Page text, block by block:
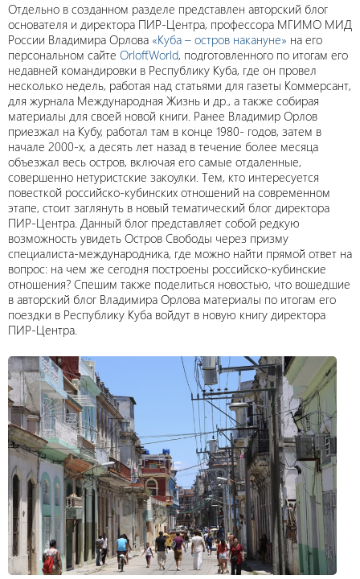
Отдельно в созданном разделе представлен авторский блог
основателя и директора ПИР-Центра, профессора МГИМО МИД
России Владимира Орлова «Куба – остров накануне» на его
персональном сайте Orloff.World, подготовленного по итогам его
недавней командировки в Республику Куба, где он провел
несколько недель, работая над статьями для газеты Коммерсант,
для журнала Международная Жизнь и др., а также собирая
материалы для своей новой книги. Ранее Владимир Орлов
приезжал на Кубу, работал там в конце 1980- годов, затем в
начале 2000-х, а десять лет назад в течение более месяца
объезжал весь остров, включая его самые отдаленные,
совершенно нетуристские закоулки. Тем, кто интересуется
повесткой российско-кубинских отношений на современном
этапе, стоит заглянуть в новый тематический блог директора
ПИР-Центра. Данный блог представляет собой редкую
возможность увидеть Остров Свободы через призму
специалиста-международника, где можно найти прямой ответ на
вопрос: на чем же сегодня построены российско-кубинские
отношения? Спешим также поделиться новостью, что вошедшие
в авторский блог Владимира Орлова материалы по итогам его
поездки в Республику Куба войдут в новую книгу директора
ПИР-Центра.